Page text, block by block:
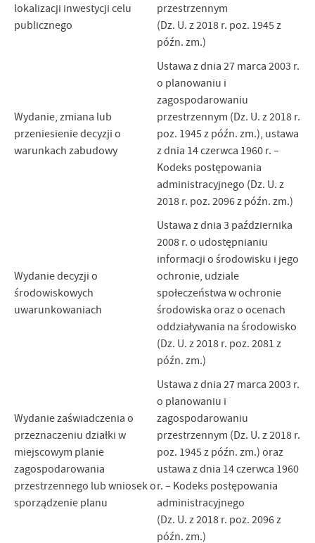
lokalizacji inwestycji celu
publicznego
przestrzennym
(Dz. U. z 2018 r. poz. 1945 z
późn. zm.)
Wydanie, zmiana lub
przeniesienie decyzji o
warunkach zabudowy
Ustawa z dnia 27 marca 2003 r.
o planowaniu i
zagospodarowaniu
przestrzennym (Dz. U. z 2018 r.
poz. 1945 z późn. zm.), ustawa
z dnia 14 czerwca 1960 r. –
Kodeks postępowania
administracyjnego (Dz. U. z
2018 r. poz. 2096 z późn. zm.)
Wydanie decyzji o
środowiskowych
uwarunkowaniach
Ustawa z dnia 3 października
2008 r. o udostępnianiu
informacji o środowisku i jego
ochronie, udziale
społeczeństwa w ochronie
środowiska oraz o ocenach
oddziaływania na środowisko
(Dz. U. z 2018 r. poz. 2081 z
późn. zm.)
Wydanie zaświadczenia o
przeznaczeniu działki w
miejscowym planie
zagospodarowania
przestrzennego lub wniosek o
sporządzenie planu
Ustawa z dnia 27 marca 2003 r.
o planowaniu i
zagospodarowaniu
przestrzennym (Dz. U. z 2018 r.
poz. 1945 z późn. zm.) oraz
ustawa z dnia 14 czerwca 1960
r. – Kodeks postępowania
administracyjnego
(Dz. U. z 2018 r. poz. 2096 z
późn. zm.)